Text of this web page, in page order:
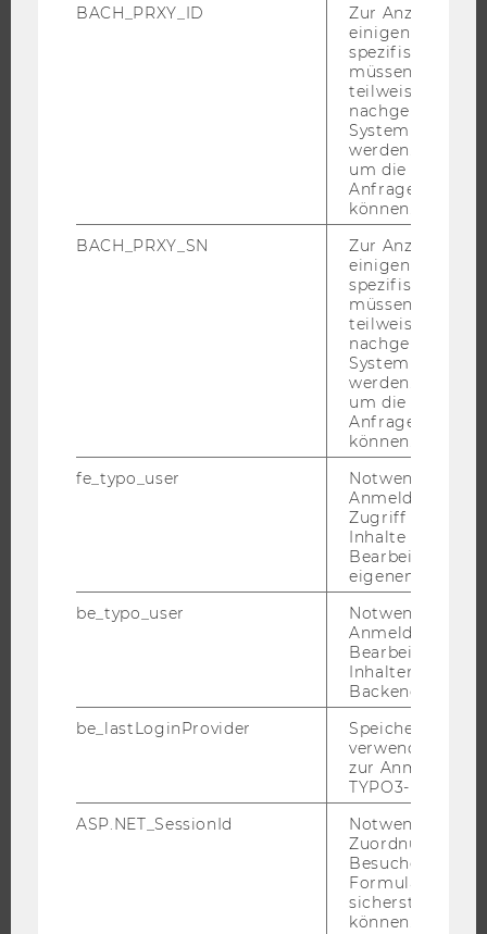
BEWERBUNG UND ZULASSUNG
INTERNATIONALE UND INCOMING EXCHANGE STUDIERENDE
ANGEBOTE FÜR SCHULEN UND STUDIENINTERESSIERTE
FORSCHUNG
WIRTSCHAFT UND GESELLSCHAFT
BACH_PRXY_ID
Zur Anzeige von
einigen WU-
spezifischen
müssen
teilweise von
nachgelagerten
System
werden.
um die Antwort
Anfrage
können.
BACH_PRXY_SN
Zur Anzeige von
einigen WU-
spezifischen
müssen
teilweise von
nachgelagerten
System
werden.
um die Antwort
Anfrage
können.
fe_typo_user
Notwendig für
Anmeldung und
Zugriff auf
Inhalte oder zur
Bearbeitung des
eigenen Profils.
be_typo_user
Notwendig für
Anmeldung und
Bearbeitung von
Inhalten im
Backend.
be_lastLoginProvider
Speichert die
verwendete
zur Anmeldung
TYPO3-Backend.
ASP.NET_SessionId
Notwendig, um
Zuordnung von
Besucher zu
sicherstellen zu
können.